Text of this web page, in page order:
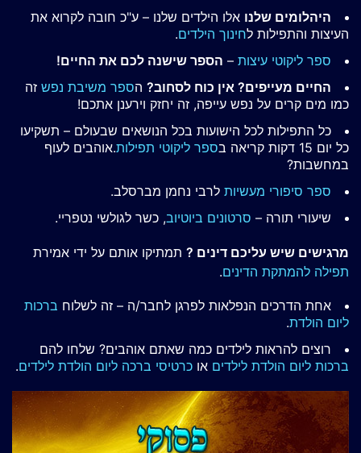
היהלומים שלנו אלו הילדים שלנו – ע"כ חובה לקרוא את
העיצות והתפילות לחינוך הילדים.
ספר ליקוטי עיצות – הספר שישנה לכם את החיים!
החיים מעייפים? אין כוח לסחוב? הספר משיבת נפש זה
כמו מים קרים על נפש עייפה, זה יחזק וירענן אתכם!
כל התפילות לכל הישועות בכל הנושאים שבעולם – תשקיעו
כל יום 15 דקות קריאה ב
ספר ליקוטי תפילות.אוהבים לעוף
במחשבות?
ספר סיפורי מעשיות לרבי נחמן מברסלב.
שיעורי תורה – סרטונים ביוטיוב, כשר לגולשי נטפריי.
מרגישים שיש עליכם דינים ? תמתיקו אותם על ידי אמירת
תפילה להמתקת הדינים.
אחת הדרכים הנפלאות לפרגן לחבר/ה – זה לשלוח ברכות
ליום הולדת.
רוצים להראות לילדים כמה שאתם אוהבים? שלחו להם
ברכות ליום הולדת לילדים או כרטיסי ברכה ליום הולדת לילדים.